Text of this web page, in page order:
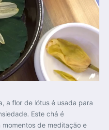
a flor de lótus é usada para
Este chá é
de meditação e